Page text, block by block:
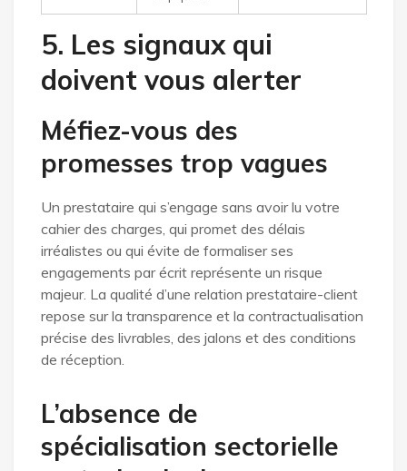
5. Les signaux qui
doivent vous alerter
Méfiez-vous des
promesses trop vagues
Un prestataire qui s’engage sans avoir lu votre
cahier des charges, qui promet des délais
irréalistes ou qui évite de formaliser ses
engagements par écrit représente un risque
majeur. La qualité d’une relation prestataire-client
repose sur la transparence et la contractualisation
précise des livrables, des jalons et des conditions
de réception.
L’absence de
spécialisation sectorielle